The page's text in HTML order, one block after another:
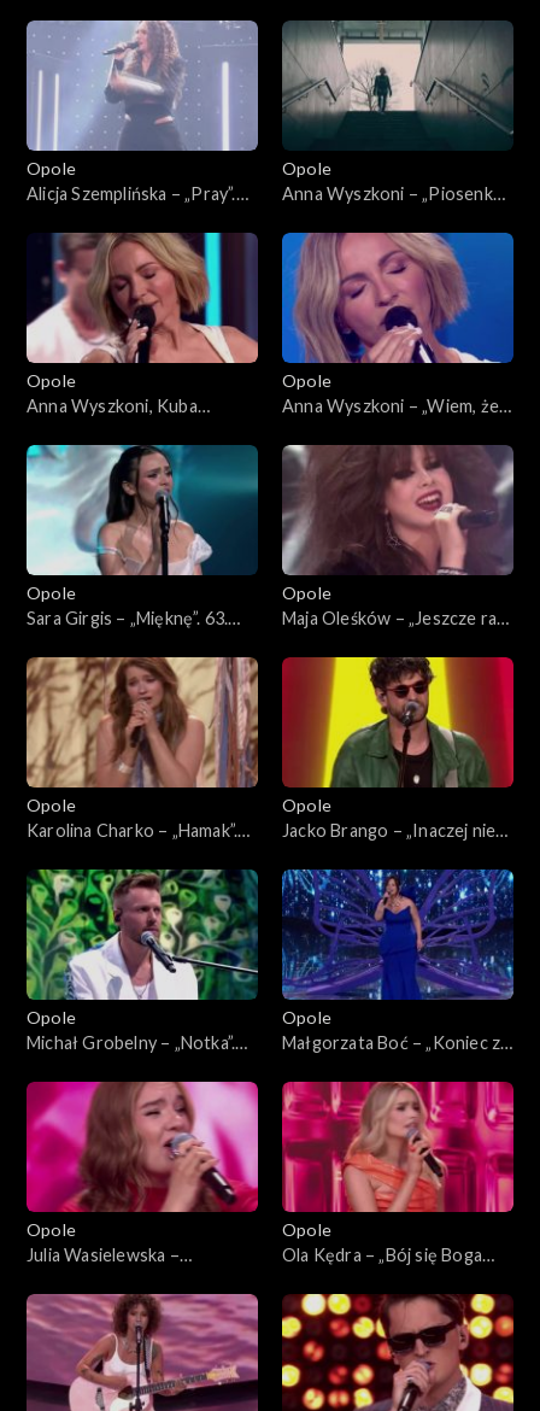
KFPP: Koncert „Debiuty”
Opole
Alicja Szemplińska – „Pray”.
Opole
Anna Wyszkoni – „Piosenka
63. KFPP: Koncert „Debiuty”
Opole
Anna Wyszkoni, Kuba
63. KFPP: Koncert „Debiuty”
Opole
Anna Wyszkoni – „Wiem, że
Koncert „Debiuty”
Opole
Sara Girgis – „Mięknę”. 63.
Opole
Maja Oleśków – „Jeszcze raz”.
Opole
Karolina Charko – „Hamak”.
Opole
Jacko Brango – „Inaczej nie
„Debiuty”
Opole
Michał Grobelny – „Notka”.
Opole
Małgorzata Boć – „Koniec z
„Debiuty”
Opole
Julia Wasielewska –
63. KFPP: Koncert „Debiuty”
Opole
Ola Kędra – „Bój się Boga
Koncert „Debiuty”